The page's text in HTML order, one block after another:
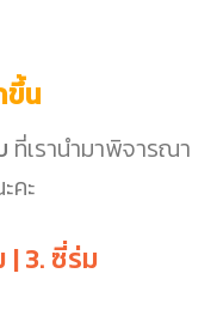
ขึ้น
ที่เรานำมาพิจารณา
คะ
| 3. ซี่ร่ม